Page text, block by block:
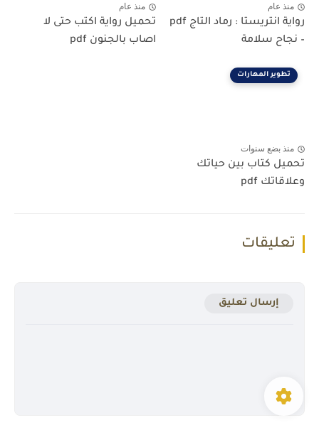
منذ عام
رواية انتريستا : رماد التاج pdf
– نجاح سلامة
منذ عام
تحميل رواية اكتب حتى لا
اصاب بالجنون pdf
تطوير المهارات
منذ بضع سنوات
تحميل كتاب بين حياتك
وعلاقاتك pdf
تعليقات
إرسال تعليق